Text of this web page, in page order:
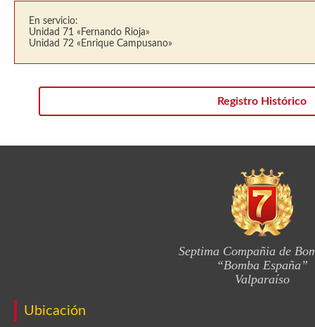
En servicio:
Unidad 71 «Fernando Rioja»
Unidad 72 «Enrique Campusano»
Registro Histórico
Septima Compañia de
“Bomba España”
Valparaíso
Ubicación